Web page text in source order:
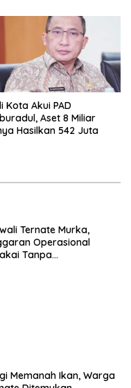
Kota Akui PAD
Aset 8 Miliar
Hasilkan 542 Juta
Ternate Murka,
Operasional
Tanpa
Memanah Ikan, Warga